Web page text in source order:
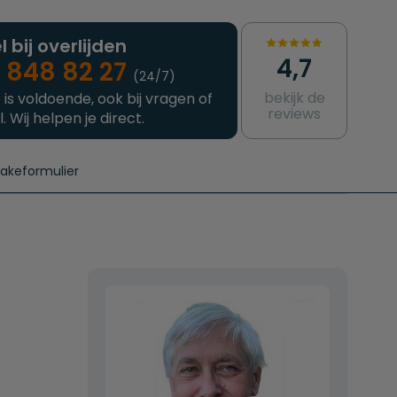
bij overlijden
82 27 (24/7)
voldoende, ook bij vragen of
Wij helpen je direct.
4,7
bekijk de
reviews